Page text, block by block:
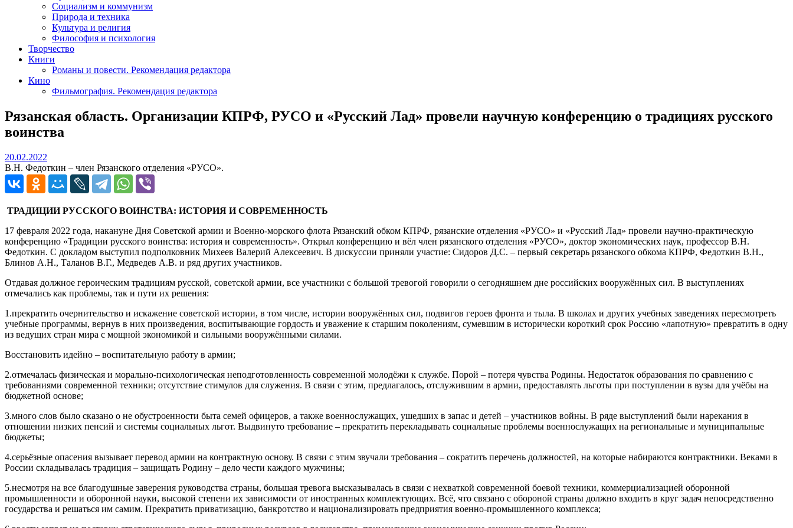
Социализм и коммунизм
Природа и техника
Культура и религия
Философия и психология
Творчество
Книги
Романы и повести. Рекомендация редактора
Кино
Фильмография. Рекомендация редактора
Рязанская область. Организации КПРФ, РУСО и «Русский Лад» провели научную конференцию о традициях русского
воинства
20.02.2022
В.Н. Федоткин – член Рязанского отделения «РУСО».
ТРАДИЦИИ РУССКОГО ВОИНСТВА: ИСТОРИЯ И СОВРЕМЕННОСТЬ
17 февраля 2022 года, накануне Дня Советской армии и Военно-морского флота Рязанский обком КПРФ, рязанские отделения «РУСО» и «Русский Лад» провели научно-практическую
конференцию «Традиции русского воинства: история и современность». Открыл конференцию и вёл член рязанского отделения «РУСО», доктор экономических наук, профессор В.Н.
Федоткин. С докладом выступил подполковник Михеев Валерий Алексеевич. В дискуссии приняли участие: Сидоров Д.С. – первый секретарь рязанского обкома КПРФ, Федоткин В.Н.,
Блинов А.Н., Таланов В.Г., Медведев А.В. и ряд других участников.
Отдавая должное героическим традициям русской, советской армии, все участники с большой тревогой говорили о сегодняшнем дне российских вооружённых сил. В выступлениях
отмечались как проблемы, так и пути их решения:
1.прекратить очернительство и искажение советской истории, в том числе, истории вооружённых сил, подвигов героев фронта и тыла. В школах и других учебных заведениях пересмотреть
учебные программы, вернув в них произведения, воспитывающие гордость и уважение к старшим поколениям, сумевшим в исторически короткий срок Россию «лапотную» превратить в одну
из ведущих стран мира с мощной экономикой и сильными вооружёнными силами.
Восстановить идейно – воспитательную работу в армии;
2.отмечалась физическая и морально-психологическая неподготовленность современной молодёжи к службе. Порой – потеря чувства Родины. Недостаток образования по сравнению с
требованиями современной техники; отсутствие стимулов для служения. В связи с этим, предлагалось, отслужившим в армии, предоставлять льготы при поступлении в вузы для учёбы на
бюджетной основе;
3.много слов было сказано о не обустроенности быта семей офицеров, а также военнослужащих, ушедших в запас и детей – участников войны. В ряде выступлений были нарекания в
отношении низких пенсий и системы социальных льгот. Выдвинуто требование – прекратить перекладывать социальные проблемы военнослужащих на региональные и муниципальные
бюджеты;
4.серьёзные опасения вызывает перевод армии на контрактную основу. В связи с этим звучали требования – сократить перечень должностей, на которые набираются контрактники. Веками в
России складывалась традиция – защищать Родину – дело чести каждого мужчины;
5.несмотря на все благодушные заверения руководства страны, большая тревога высказывалась в связи с нехваткой современной боевой техники, коммерциализацией оборонной
промышленности и оборонной науки, высокой степени их зависимости от иностранных комплектующих. Всё, что связано с обороной страны должно входить в круг задач непосредственно
государства и решаться им самим. Прекратить приватизацию, банкротство и национализировать предприятия военно-промышленного комплекса;